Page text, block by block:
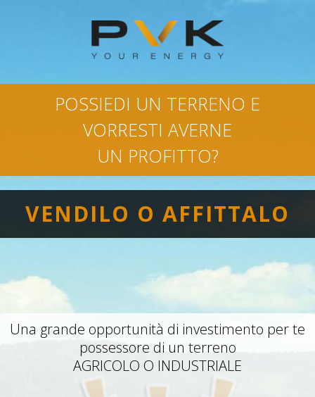
POSSIEDI UN TERRENO E
VORRESTI AVERNE
UN PROFITTO?
VENDILO O AFFITTALO
Una grande opportunità di investimento per te
possessore di un terreno
AGRICOLO O INDUSTRIALE